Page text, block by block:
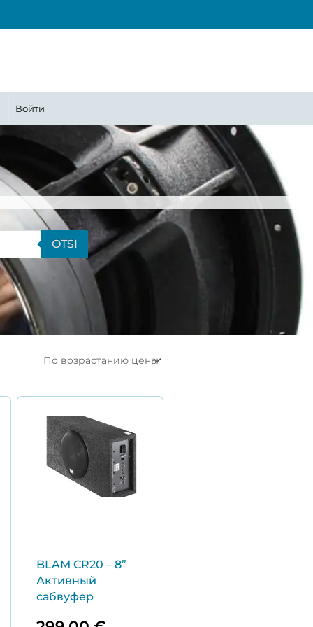
Войти
OTSI
€.
BLAM CR20 – 8”
Активный
сабвуфер